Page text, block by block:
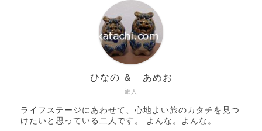
旅人
ひなの ＆ あめお
ライフステージにあわせて、心地よい旅のカタチを見つ
けたいと思っている二人です。 よんな。よんな。